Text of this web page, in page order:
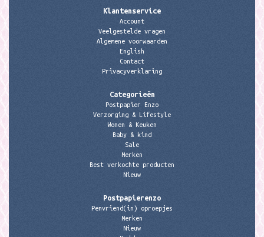
Klantenservice
Account
Veelgestelde vragen
Algemene voorwaarden
English
Contact
Privacyverklaring
Categorieën
Postpapier Enzo
Verzorging & Lifestyle
Wonen & Keuken
Baby & kind
Sale
Merken
Best verkochte producten
Nieuw
Postpapierenzo
Penvriend(in) oproepjes
Merken
Nieuw